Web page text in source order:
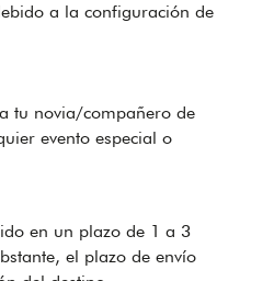
a la configuración de
tu novia/compañero de
evento especial o
en un plazo de 1 a 3
el plazo de envío